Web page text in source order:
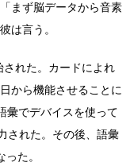
まず脳データから音素
は言う。
された。カードによれ
から機能させることに
彙でデバイスを使って
された。その後、語彙
た。